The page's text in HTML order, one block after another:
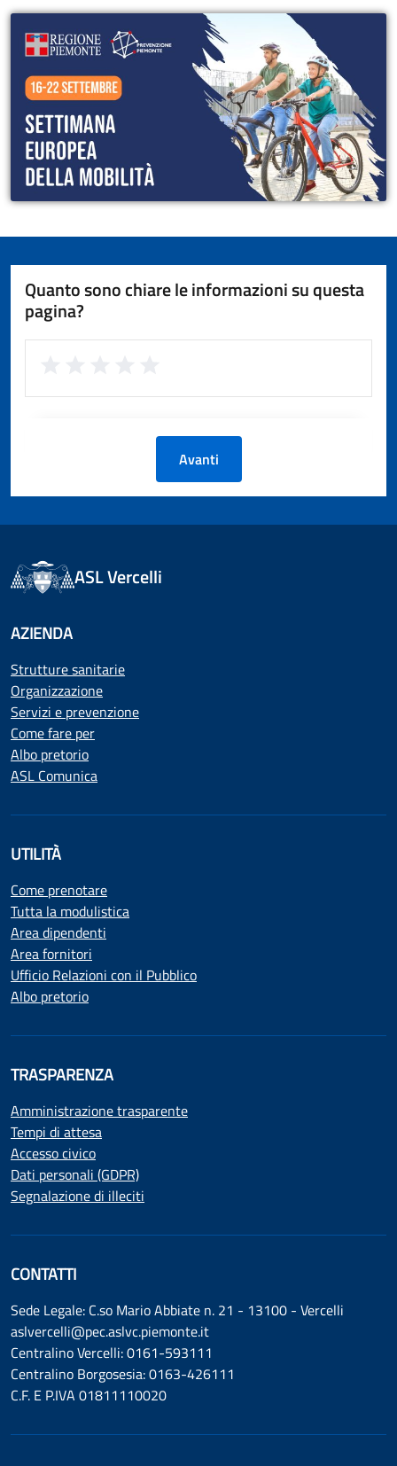
Quanto sono chiare le informazioni su questa
pagina?
Avanti
ASL Vercelli
AZIENDA
Strutture sanitarie
Organizzazione
Servizi e prevenzione
Come fare per
Albo pretorio
ASL Comunica
UTILITÀ
Come prenotare
Tutta la modulistica
Area dipendenti
Area fornitori
Ufficio Relazioni con il Pubblico
Albo pretorio
TRASPARENZA
Amministrazione trasparente
Tempi di attesa
Accesso civico
Dati personali (GDPR)
Segnalazione di illeciti
CONTATTI
Sede Legale: C.so Mario Abbiate n. 21 - 13100 - Vercelli
aslvercelli@pec.aslvc.piemonte.it
Centralino Vercelli: 0161-593111
Centralino Borgosesia: 0163-426111
C.F. E P.IVA 01811110020